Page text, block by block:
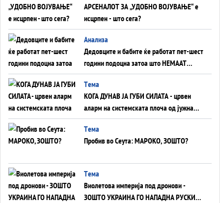
АРСЕНАЛОТ ЗА „УДОБНО ВОЈУВАЊЕ“ е
исцрпен - што сега?
Анализа
Дедовците и бабите ќе работат пет-шест
години подоцна затоа што НЕМААТ
ВНУЦИ ДА ГИ ЗАМЕНАТ
Tема
КОГА ДУНАВ ЈА ГУБИ СИЛАТА - црвен
аларм на системската плоча од јужна
Германија до Црното Море...
Tема
Пробив во Сеута: МАРОКО, ЗОШТО?
Tема
Виолетова империја под дронови -
ЗОШТО УКРАИНА ГО НАПАДНА РУСКИОТ